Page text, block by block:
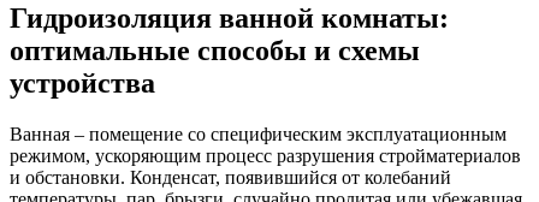
Гидроизоляция ванной комнаты:
оптимальные способы и схемы
устройства
Ванная – помещение со специфическим эксплуатационным
режимом, ускоряющим процесс разрушения стройматериалов
и обстановки. Конденсат, появившийся от колебаний